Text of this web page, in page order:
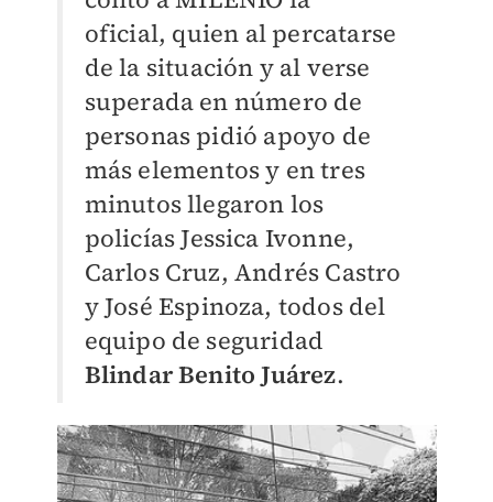
oficial, quien al percatarse
de la situación y al verse
superada en número de
personas pidió apoyo de
más elementos y en tres
minutos llegaron los
policías Jessica Ivonne,
Carlos Cruz, Andrés Castro
y José Espinoza, todos del
equipo de seguridad
Blindar Benito Juárez.